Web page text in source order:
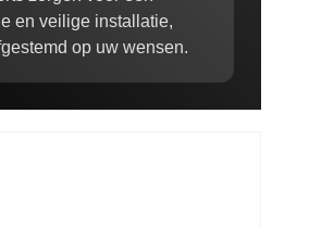
en veilige installatie,
op uw wensen.